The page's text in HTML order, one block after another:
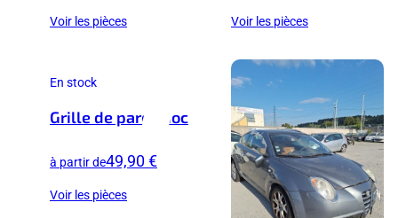
Voir les pièces Voir les pièces
En stock
Grille de pare choc
à partir de49,90 €
Voir les pièces